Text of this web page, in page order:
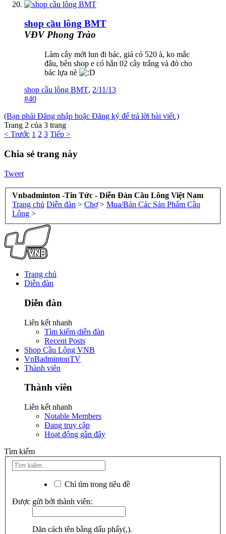
shop cầu lông BMT
VĐV Phong Trào
Làm cây mới lun đi bác, giá có 520 à, ko mắc
đâu, bên shop e có hẳn 02 cây trắng và đỏ cho
bác lựa nè
shop cầu lông BMT, 2/11/13
#40
(Bạn phải Đăng nhập hoặc Đăng ký để trả lời bài viết.)
Trang 2 của 3 trang
< Trước 1 2 3 Tiếp >
Chia sẻ trang này
Tweet
Vnbadminton -Tin Tức - Diễn Đàn Cầu Lông Việt Nam
Trang chủ Diễn đàn > Chợ > Mua/Bán Các Sản Phẩm Cầu
Lông >
Trang chủ
Diễn đàn
Diễn đàn
Liên kết nhanh
Tìm kiếm diễn đàn
Recent Posts
Shop Cầu Lông VNB
VnBadmintonTV
Thành viên
Thành viên
Liên kết nhanh
Notable Members
Đang truy cập
Hoạt động gần đây
Tìm kiếm
Chỉ tìm trong tiêu đề
Được gửi bởi thành viên:
Dãn cách tên bằng dấu phẩy(,).